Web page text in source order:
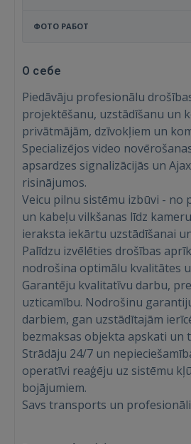
Войти
ВОЙТИ
Забыли пароль?
ФОТО РАБОТ
О себе
Piedāvāju profesionālu
projektēšanu, uzstādīšanu un
privātmājām, dzīvokļiem un
Specializējos video
apsardzes signalizācijās un
risinājumos.
Veicu pilnu sistēmu izbūvi - no
un kabeļu vilkšanas līdz
ieraksta iekārtu uzstādīšanai
Palīdzu izvēlēties drošības
nodrošina optimālu kvalitātes
Garantēju kvalitatīvu darbu,
uzticamību. Nodrošinu
darbiem, gan uzstādītajām
bezmaksas objekta apskati un
Strādāju 24/7 un
operatīvi reaģēju uz sistēmu
bojājumiem.
Savs transports un